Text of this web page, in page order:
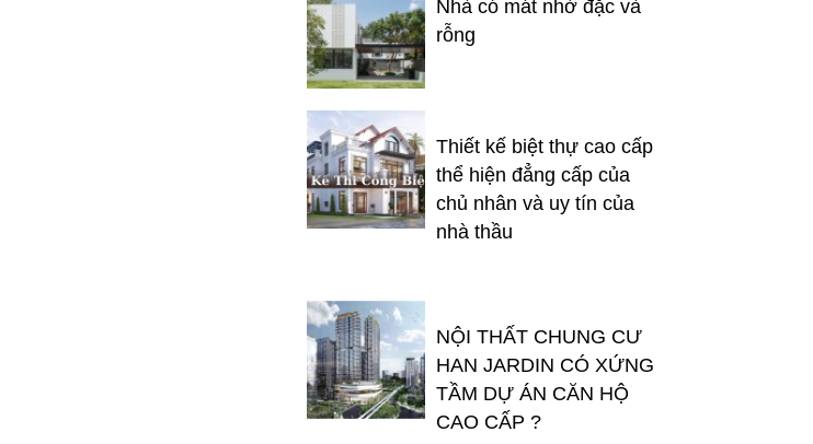
Nhà có mát nhờ đặc và
rỗng
Thiết kế biệt thự cao cấp
thể hiện đẳng cấp của
chủ nhân và uy tín của
nhà thầu
NỘI THẤT CHUNG CƯ
HAN JARDIN CÓ XỨNG
TẦM DỰ ÁN CĂN HỘ
CAO CẤP ?